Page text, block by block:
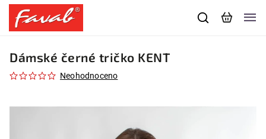
Dámské černé tričko KENT
Neohodnoceno